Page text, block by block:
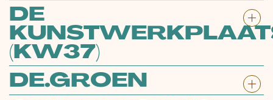
DE
(KW37)
DE.GROEN